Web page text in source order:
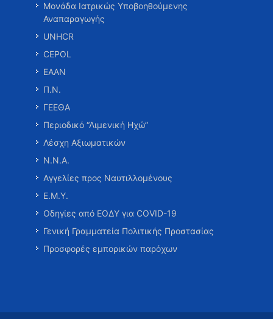
Μονάδα Ιατρικώς Υποβοηθούμενης
Αναπαραγωγής
UNHCR
CEPOL
ΕΑΑΝ
Π.Ν.
ΓΕΕΘΑ
Περιοδικό “Λιμενική Ηχώ”
Λέσχη Αξιωματικών
Ν.Ν.Α.
Αγγελίες προς Ναυτιλλομένους
Ε.Μ.Υ.
Οδηγίες από ΕΟΔΥ για COVID-19
Γενική Γραμματεία Πολιτικής Προστασίας
Προσφορές εμπορικών παρόχων